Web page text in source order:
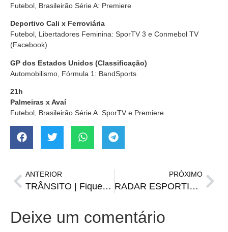
Futebol, Brasileirão Série A: Premiere
Deportivo Cali x Ferroviária
Futebol, Libertadores Feminina: SporTV 3 e Conmebol TV
(Facebook)
GP dos Estados Unidos (Classificação)
Automobilismo, Fórmula 1: BandSports
21h
Palmeiras x Avaí
Futebol, Brasileirão Série A: SporTV e Premiere
ANTERIOR
TRÂNSITO | Fique atento que tem mudança em estacionamento
PRÓXIMO
RADAR ESPORTIVO | Rebaixados na B, Grupo do Brasil na Copa e mais
Deixe um comentário